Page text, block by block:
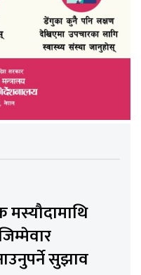
सुझाव